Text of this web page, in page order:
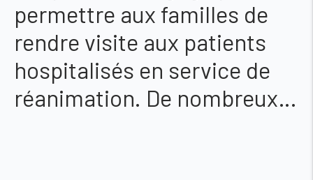
permettre aux familles de
rendre visite aux patients
hospitalisés en service de
réanimation. De nombreux…